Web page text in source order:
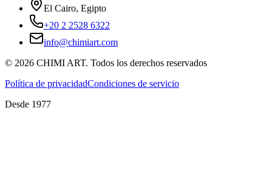
El Cairo, Egipto
+20 2 2528 6322
info@chimiart.com
© 2026 CHIMI ART. Todos los derechos reservados
Política de privacidadCondiciones de servicio
Desde 1977